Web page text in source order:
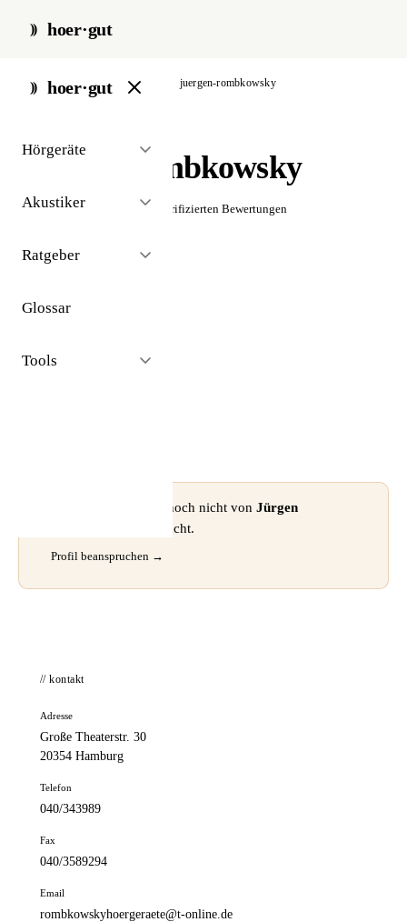
hoer·gut
hoer·gut
Hörgeräte
Akustiker
Ratgeber
Glossar
Tools
start / akustiker / hamburg juergen-rombkowsky
Jürgen Rombkowsky
☆☆☆☆☆ Noch keine verifizierten Bewertungen
⚠ Dieses Profil wurde noch nicht von Jürgen
beansprucht.
Profil beanspruchen →
// kontakt
Adresse
Große Theaterstr. 30
20354 Hamburg
Telefon
040/343989
Fax
040/3589294
Email
rombkowskyhoergeraete@t-online.de